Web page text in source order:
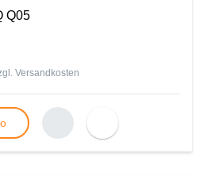
Q05
Versandkosten